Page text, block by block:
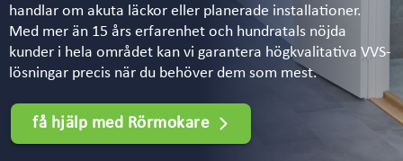
handlar om akuta läckor eller planerade installationer.
Med mer än 15 års erfarenhet och hundratals nöjda
kunder i hela området kan vi garantera högkvalitativa VVS-
lösningar precis när du behöver dem som mest.
få hjälp med Rörmokare